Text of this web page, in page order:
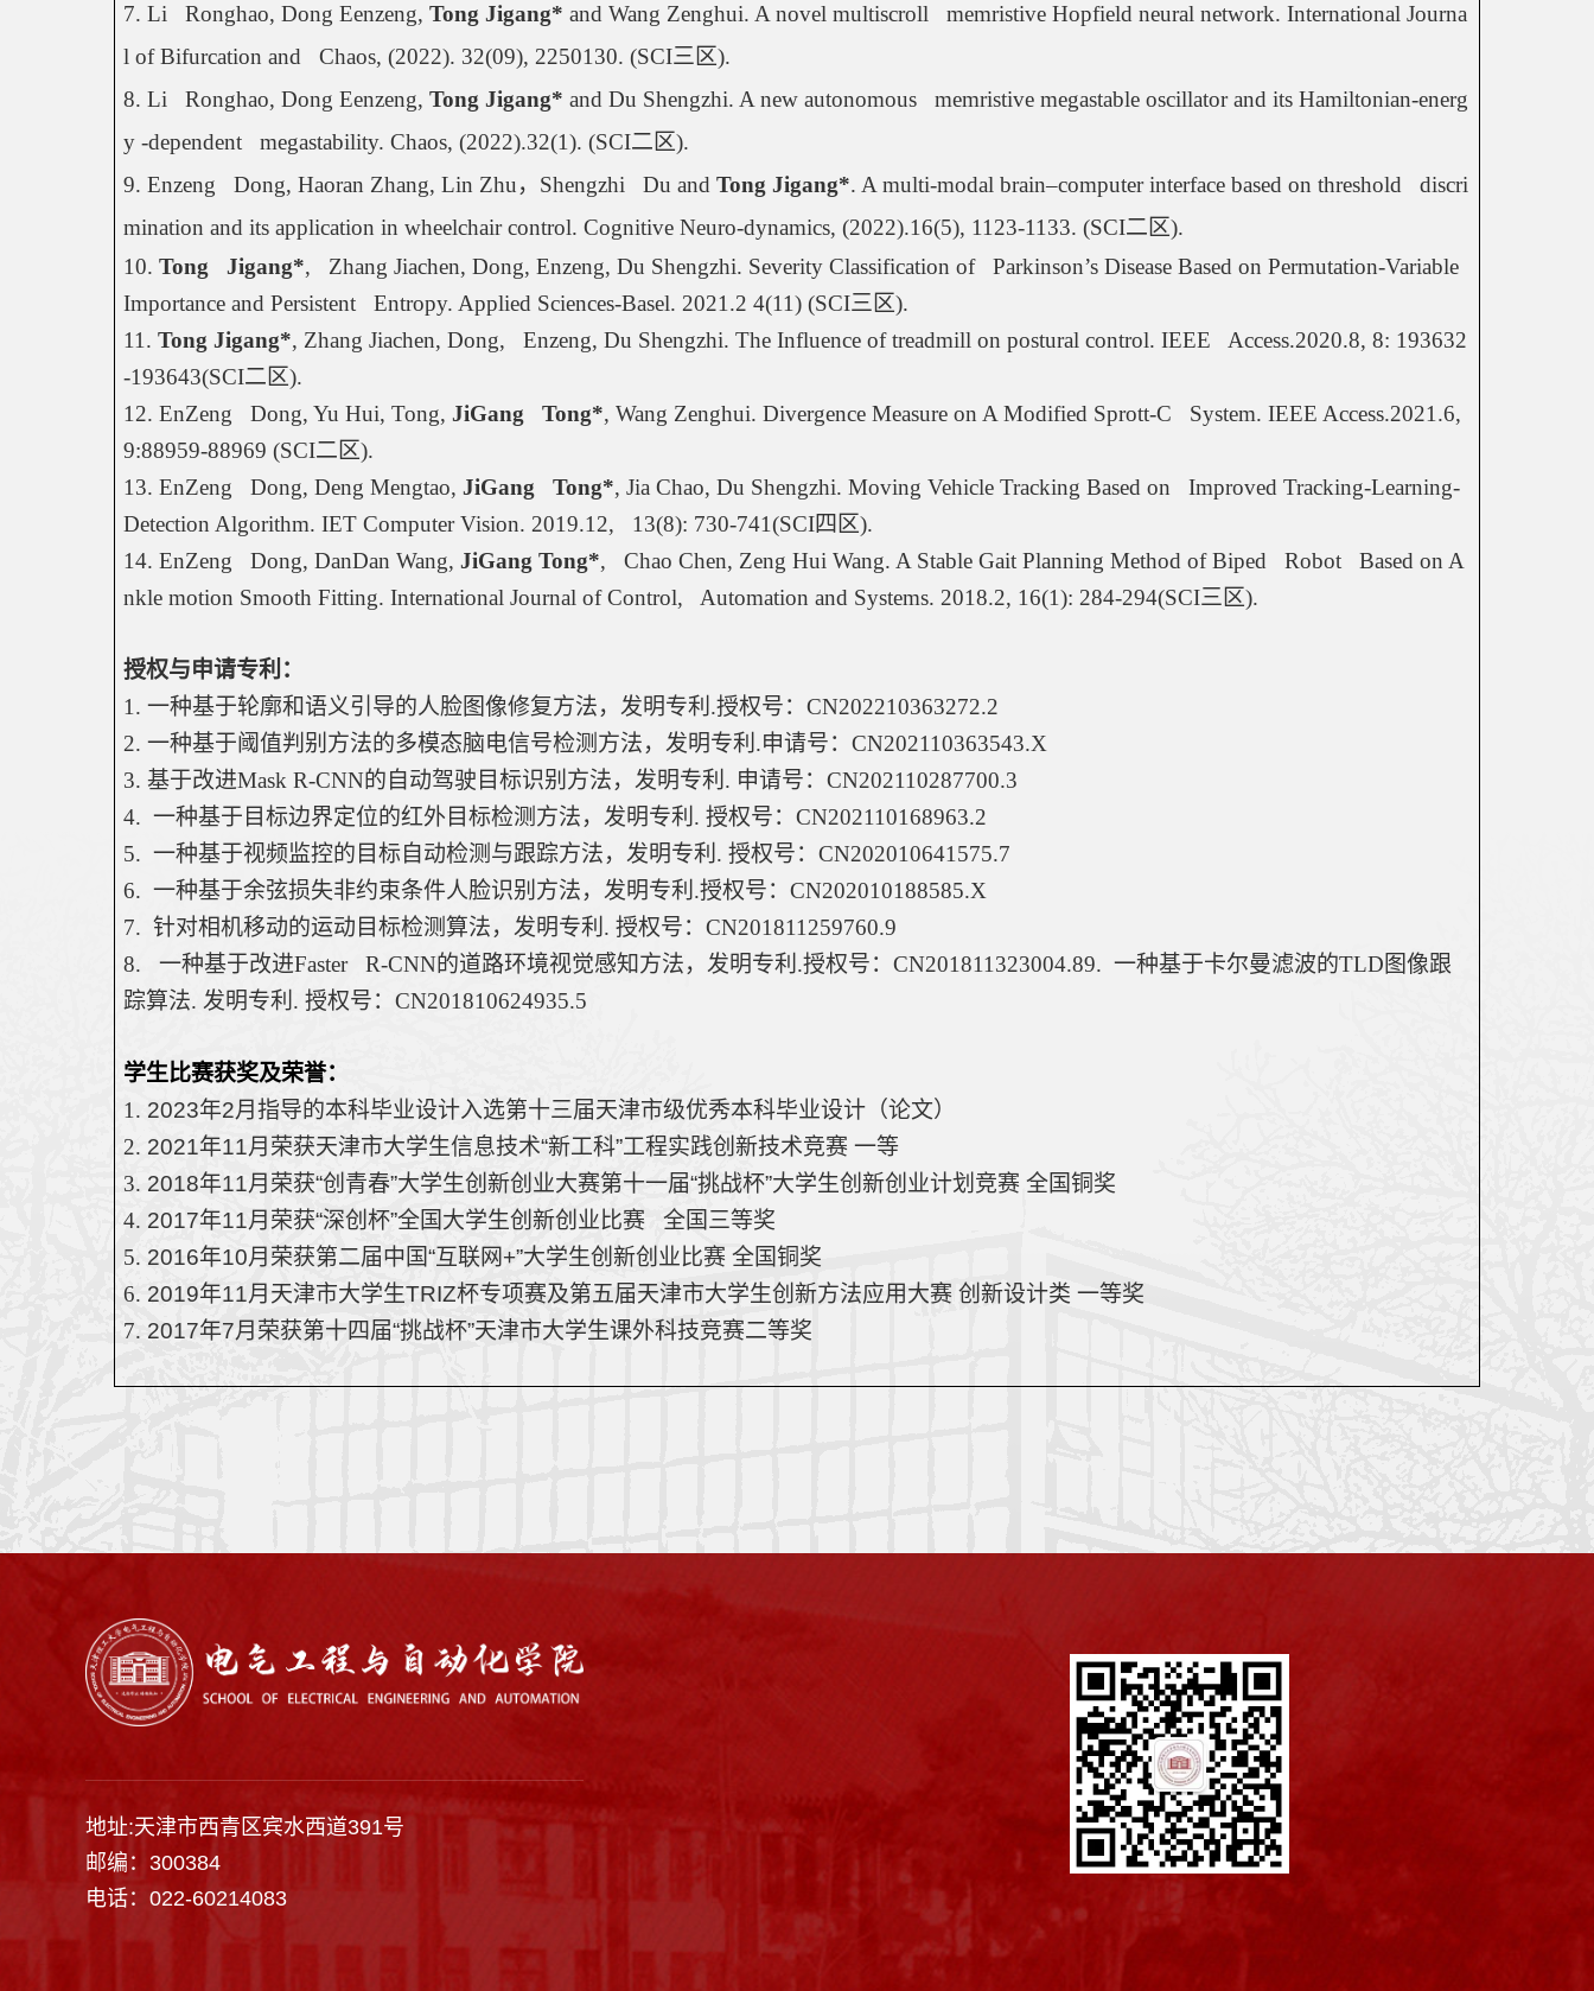
7. Li   Ronghao, Dong Eenzeng, Tong Jigang* and Wang Zenghui. A novel multiscroll   memristive Hopfield neural network. International Journa
l of Bifurcation and   Chaos, (2022). 32(09), 2250130. (SCI三区).
8. Li   Ronghao, Dong Eenzeng, Tong Jigang* and Du Shengzhi. A new autonomous   memristive megastable oscillator and its Hamiltonian-energ
y -dependent   megastability. Chaos, (2022).32(1). (SCI二区).
9. Enzeng   Dong, Haoran Zhang, Lin Zhu ， Shengzhi   Du and Tong Jigang*. A multi-modal brain–computer interface based on threshold   discri
mination and its application in wheelchair control. Cognitive Neuro-dynamics, (2022).16(5), 1123-1133. (SCI二区).
10. Tong   Jigang*,   Zhang Jiachen, Dong, Enzeng, Du Shengzhi. Severity Classification of   Parkinson’s Disease Based on Permutation-Variable
Importance and Persistent   Entropy. Applied Sciences-Basel. 2021.2 4(11) (SCI三区).
11. Tong Jigang*, Zhang Jiachen, Dong,   Enzeng, Du Shengzhi. The Influence of treadmill on postural control. IEEE   Access.2020.8, 8: 193632
-193643(SCI二区).
12. EnZeng   Dong, Yu Hui, Tong, JiGang   Tong*, Wang Zenghui. Divergence Measure on A Modified Sprott-C   System. IEEE Access.2021.6,
9:88959-88969 (SCI二区).
13. EnZeng   Dong, Deng Mengtao, JiGang   Tong*, Jia Chao, Du Shengzhi. Moving Vehicle Tracking Based on   Improved Tracking-Learning-
Detection Algorithm. IET Computer Vision. 2019.12,   13(8): 730-741(SCI四区).
14. EnZeng   Dong, DanDan Wang, JiGang Tong*,   Chao Chen, Zeng Hui Wang. A Stable Gait Planning Method of Biped   Robot   Based on A
nkle motion Smooth Fitting. International Journal of Control,   Automation and Systems. 2018.2, 16(1): 284-294(SCI三区).
授权与申请专利：
1. 一种基于轮廓和语义引导的人脸图像修复方法，发明专利 .授权号： CN202210363272.2
2. 一种基于阈值判别方法的多模态脑电信号检测方法，发明专利 .申请号： CN202110363543.X
3. 基于改进Mask R-CNN的自动驾驶目标识别方法，发明专利 . 申请号： CN202110287700.3
4. 一种基于目标边界定位的红外目标检测方法，发明专利 . 授权号： CN202110168963.2
5. 一种基于视频监控的目标自动检测与跟踪方法，发明专利 . 授权号： CN202010641575.7
6. 一种基于余弦损失非约束条件人脸识别方法，发明专利 .授权号： CN202010188585.X
7. 针对相机移动的运动目标检测算法，发明专利 . 授权号： CN201811259760.9
8. 一种基于改进Faster   R-CNN的道路环境视觉感知方法，发明专利 .授权号： CN201811323004.89. 一种基于卡尔曼滤波的TLD图像跟
踪算法. 发明专利 . 授权号： CN201810624935.5
学生比赛获奖及荣誉：
1. 2023年2月指导的本科毕业设计入选第十三届天津市级优秀本科毕业设计（论文）
2. 2021年11月荣获天津市大学生信息技术“新工科”工程实践创新技术竞赛 一等
3. 2018年11月荣获“创青春”大学生创新创业大赛第十一届“挑战杯”大学生创新创业计划竞赛 全国铜奖
4. 2017年11月荣获“深创杯”全国大学生创新创业比赛   全国三等奖
5. 2016年10月荣获第二届中国“互联网+”大学生创新创业比赛 全国铜奖
6. 2019年11月天津市大学生TRIZ杯专项赛及第五届天津市大学生创新方法应用大赛 创新设计类 一等奖
7. 2017年7月荣获第十四届“挑战杯”天津市大学生课外科技竞赛二等奖
地址:天津市西青区宾水西道391号
邮编：300384
电话：022-60214083